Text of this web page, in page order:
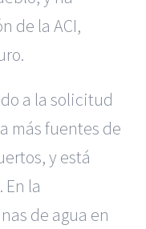
de la ACI,
a la solicitud
más fuentes de
y está
la
de agua en